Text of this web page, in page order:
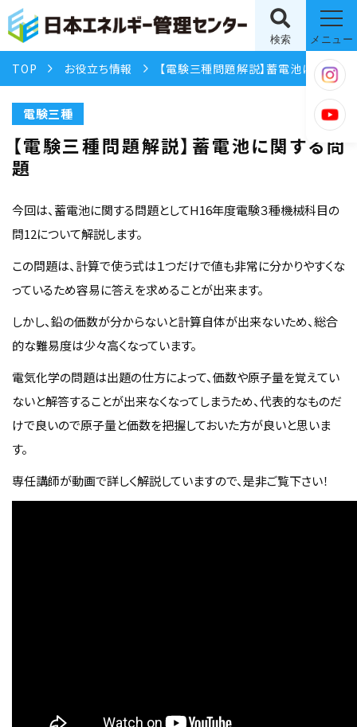
検索 メニュー
TOP お役立ち情報 【電験三種問題解説】蓄電池に関する問題
電験三種
【電験三種問題解説】蓄電池に関する問
題
今回は、蓄電池に関する問題としてH16年度電験３種機械科目の
問12について解説します。
この問題は、計算で使う式は１つだけで値も非常に分かりやすくな
っているため容易に答えを求めることが出来ます。
しかし、鉛の価数が分からないと計算自体が出来ないため、総合
的な難易度は少々高くなっています。
電気化学の問題は出題の仕方によって、価数や原子量を覚えてい
ないと解答することが出来なくなってしまうため、代表的なものだ
けで良いので原子量と価数を把握しておいた方が良いと思いま
す。
専任講師が動画で詳しく解説していますので、是非ご覧下さい！